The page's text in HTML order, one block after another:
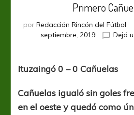
Primero
por Redacción Rincón del Fútbol
septiembre, 2019
Dejá
Ituzaingó 0 – 0 Cañuelas
Cañuelas igualó sin goles
en el oeste y quedó como